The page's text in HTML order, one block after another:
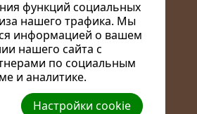
служение
Ссылка для
функций социальных
нашего трафика. Мы
информацией о вашем
нашего сайта с
по социальным
и аналитике.
Настройки cookie